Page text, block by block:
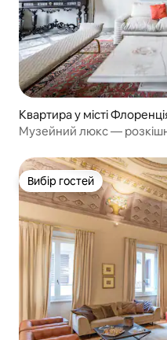
Квартира у місті
Музейний люкс —
Вибір гостей
Вибір гостей